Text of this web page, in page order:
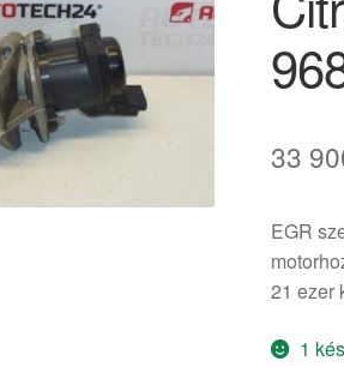
33
EGR
21 ezer
1